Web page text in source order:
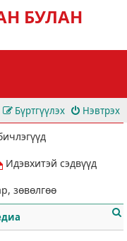
БУЛАН
Нэвтрэх
Бүртгүүлэх
Идэвхитэй сэдвүүд
зөвөлгөө